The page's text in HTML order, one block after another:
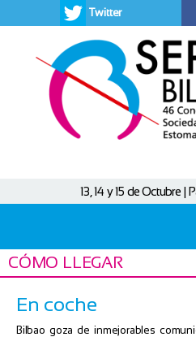
Twitter
13, 14 y 15 de Octubre |
CÓMO LLEGAR
En coche
Bilbao goza de inmejorables